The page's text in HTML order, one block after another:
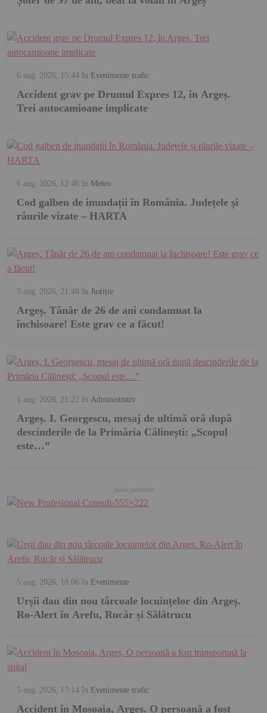
6 aug. 2026, 15:44în Evenimente trafic
Accident grav pe Drumul Expres 12, în Argeș.
Trei autocamioane implicate
6 aug. 2026, 12:46 în Meteo
Cod galben de inundații în România. Județele și
râurile vizate – HARTA
5 aug. 2026, 21:48 în Justiție
Argeș. Tânăr de 26 de ani condamnat la
închisoare! Este grav ce a făcut!
5 aug. 2026, 21:22 în Administrativ
Argeș. I. Georgescu, mesaj de ultimă oră după
descinderile de la Primăria Călinești: „Scopul
este…”
5 aug. 2026, 18:06 în Evenimente
Urșii dau din nou târcoale locuințelor din Argeș.
Ro-Alert în Arefu, Rucăr și Sălătrucu
5 aug. 2026, 17:14în Evenimente trafic
Accident în Mosoaia, Argeș. O persoană a fost